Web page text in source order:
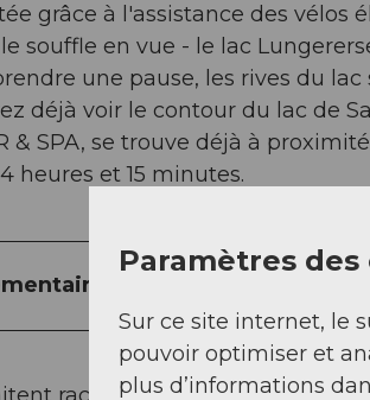
grâce à l'assistance des vélos
souffle en vue - le lac
une pause, les rives du
déjà voir le contour du lac de
& SPA, se trouve déjà à
heures et 15 minutes.
/ Liens
Paramètres des
Sur ce site internet, le
pouvoir optimiser et
plus d’informations